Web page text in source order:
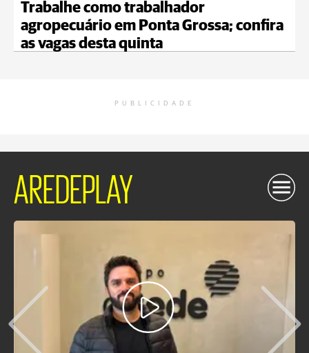
Trabalhe como trabalhador
agropecuário em Ponta Grossa; confira
as vagas desta quinta
PUBLICIDADE
AREDEPLAY